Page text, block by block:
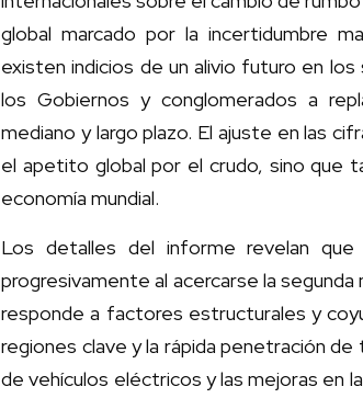
global marcado por la incertidumbre
existen indicios de un alivio futuro en
los Gobiernos y conglomerados a
mediano y largo plazo. El ajuste en las
el apetito global por el crudo, sino que
economía mundial.
Los detalles del informe revelan
progresivamente al acercarse la
responde a factores estructurales y
regiones clave y la rápida penetración
de vehículos eléctricos y las mejoras en